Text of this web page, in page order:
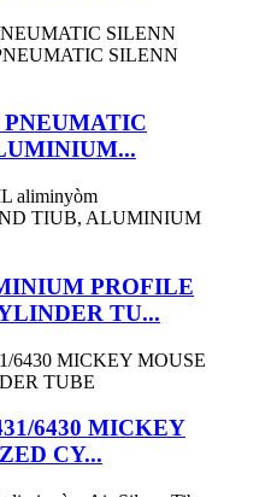
PNEUMATIC
PROFILE
TU...
6430 MICKEY
CY...